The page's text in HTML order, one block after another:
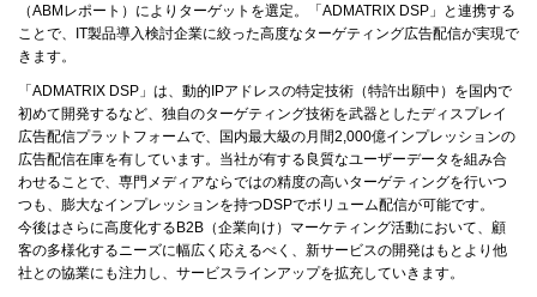
（ABMレポート）によりターゲットを選定。「ADMATRIX DSP」と連携する
ことで、IT製品導入検討企業に絞った高度なターゲティング広告配信が実現で
きます。
「ADMATRIX DSP」は、動的IPアドレスの特定技術（特許出願中）を国内で
初めて開発するなど、独自のターゲティング技術を武器としたディスプレイ
広告配信プラットフォームで、国内最大級の月間2,000億インプレッションの
広告配信在庫を有しています。当社が有する良質なユーザーデータを組み合
わせることで、専門メディアならではの精度の高いターゲティングを行いつ
つも、膨大なインプレッションを持つDSPでボリューム配信が可能です。
今後はさらに高度化するB2B（企業向け）マーケティング活動において、顧
客の多様化するニーズに幅広く応えるべく、新サービスの開発はもとより他
社との協業にも注力し、サービスラインアップを拡充していきます。